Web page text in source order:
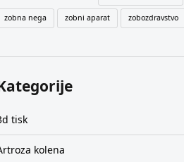
zobna nega zobni aparat zobozdravstvo
tisk
kolena